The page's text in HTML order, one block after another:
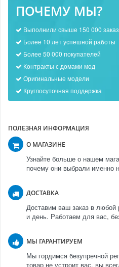
ПОЧЕМУ МЫ?
Выполнили свыше 150 000
Более 10 лет успешной работы
Более 50 000 покупателей
Контракты с домами мод
Оригинальные модели
Круглосуточная поддержка
ПОЛЕЗНАЯ ИНФОРМАЦИЯ
О МАГАЗИНЕ
Узнайте больше о нашем
почему они выбрали именно
ДОСТАВКА
Доставим ваш заказ в любой
и день. Работаем для вас,
МЫ ГАРАНТИРУЕМ
Мы гордимся безупречной
товар не устроит вас, вы